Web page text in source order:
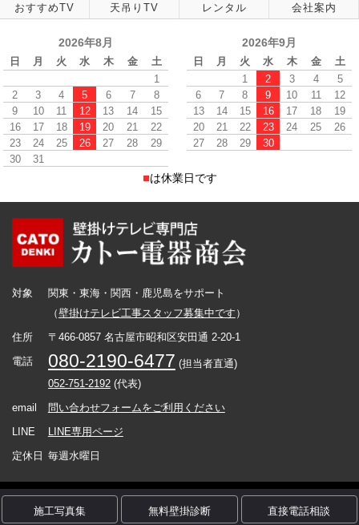
おすすめTV 天吊りTV レンタル 会社案内
2026年8月
日 月 火 水 木 金
土
1
2
3 4 5 6 7
8
9
10 11 12 13 14
15
16
17 18 19 20 21
22
23
24 25 26 27 28
29
30
31
2026年9月
日 月 火 水 木 金
土
1
2 3 4
5
6
7 8 9 10 11
12
13
14 15 16 17 18
19
20
21 22 23 24 25
26
27
28 29 30
■は休業日です
対象
関東・東海・関西・鹿児島をサポート
（壁掛けテレビ工事スタッフ募集中です ）
住所
〒466-0857 名古屋市昭和区安田通 2-20-1
電話
080-2190-6477 (担当者直通)
052-751-2192(代表)
email
問い合わせフォームをご利用ください
LINE
LINE専用ページ
定休日 毎週水曜日
Copyright カトー電器商会 (C) All Rights Reserved.
施工写真集 無料壁掛診断 直接電話相談